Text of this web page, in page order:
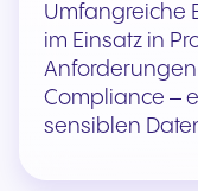
Umfangreiche
im Einsatz in
Compliance –
sensiblen